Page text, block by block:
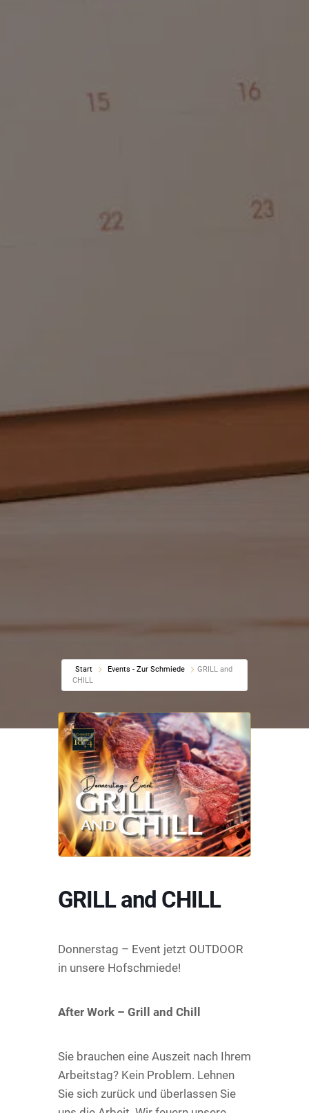
Start Events - Zur Schmiede
GRILL and
CHILL
GRILL and CHILL
Donnerstag – Event jetzt OUTDOOR
in unsere Hofschmiede!
After Work – Grill and Chill
Sie brauchen eine Auszeit nach Ihrem
Arbeitstag? Kein Problem. Lehnen
Sie sich zurück und überlassen Sie